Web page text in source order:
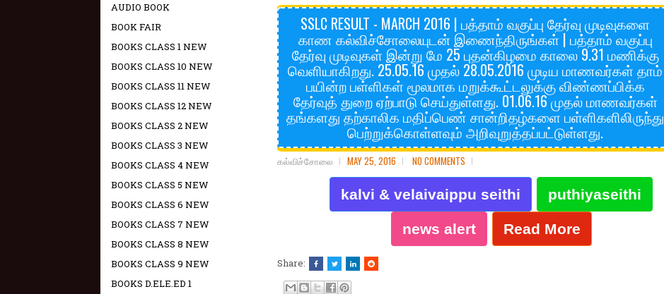
SSLC RESULT - MARCH 2016 | பத்தாம் வகுப்பு தேர்வு முடிவுகளை
காண கல்விச்சோலையுடன் இணைந்திருங்கள் | பத்தாம் வகுப்பு
தேர்வு முடிவுகள் இன்று மே 25 புதன்கிழமை காலை 9.31 மணிக்கு
வெளியாகிறது. 25.05.16 முதல் 28.05.2016 முடிய மாணவர்கள் தாம்
பயின்ற பள்ளிகள் மூலமாக மறுக்கூட்டலுக்கு விண்ணப்பிக்க
தேர்வுத் துறை ஏற்பாடு செய்துள்ளது. 01.06.16 முதல் மாணவர்கள்
தங்களது தற்காலிக மதிப்பெண் சான்றிதழ்களை பள்ளிகளிலிருந்து
பெற்றுக்கொள்ளவும் அறிவுறுத்தப்பட்டுள்ளது.
கல்விச்சோலை MAY 25, 2016 NO COMMENTS
kalvi & velaivaippu seithi puthiyaseithi
news alert Read More
Share:
AUDIO BOOK
BOOK FAIR
BOOKS CLASS 1 NEW
BOOKS CLASS 10 NEW
BOOKS CLASS 11 NEW
BOOKS CLASS 12 NEW
BOOKS CLASS 2 NEW
BOOKS CLASS 3 NEW
BOOKS CLASS 4 NEW
BOOKS CLASS 5 NEW
BOOKS CLASS 6 NEW
BOOKS CLASS 7 NEW
BOOKS CLASS 8 NEW
BOOKS CLASS 9 NEW
BOOKS D.ELE.ED 1